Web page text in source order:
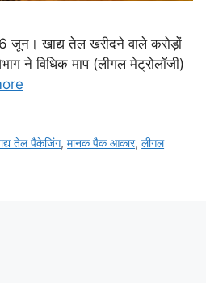
जून। खाद्य तेल खरीदने वाले करोड़ों
ने विधिक माप (लीगल मेट्रोलॉजी)
तेल पैकेजिंग,मानक पैक आकार,लीगल